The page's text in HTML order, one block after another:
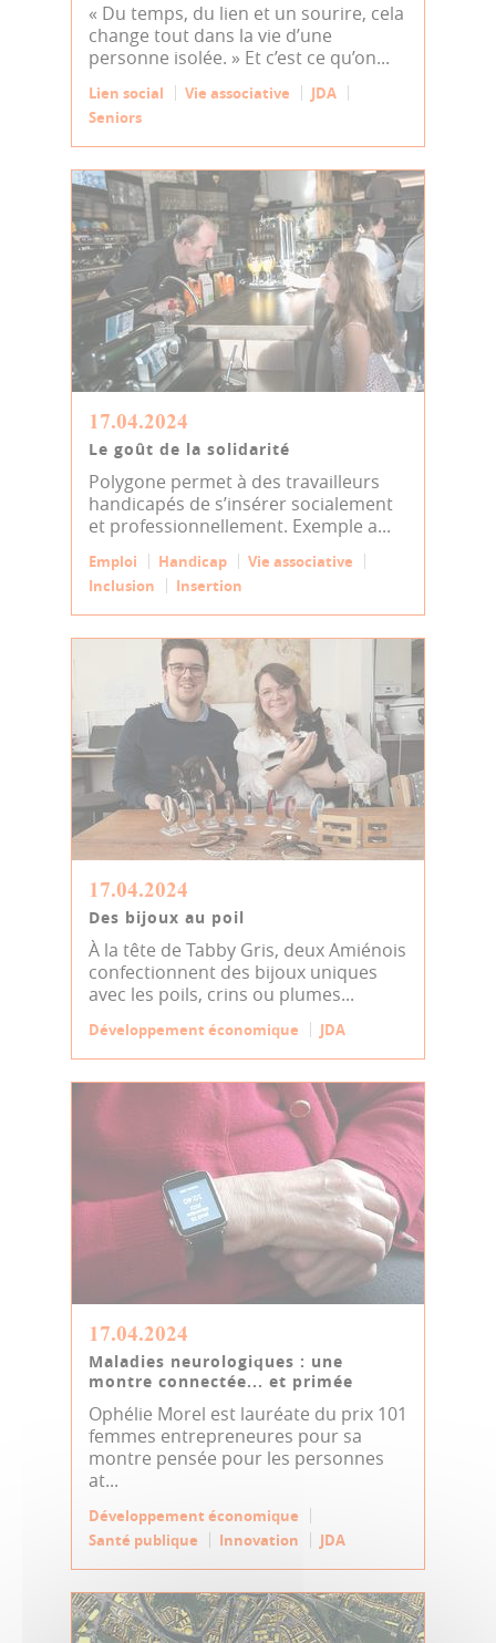
« Du temps, du lien et un sourire, cela
change tout dans la vie d’une
personne isolée. » Et c’est ce qu’on...
Lien social Vie associative
JDA
Seniors
17.04.2024
Le goût de la solidarité
Polygone permet à des travailleurs
handicapés de s’insérer socialement
et professionnellement. Exemple a...
Emploi Handicap
Vie associative
Inclusion
Insertion
17.04.2024
Des bijoux au poil
À la tête de Tabby Gris, deux Amiénois
confectionnent des bijoux uniques
avec les poils, crins ou plumes...
Développement économique JDA
17.04.2024
Maladies neurologiques : une
montre connectée... et primée
Ophélie Morel est lauréate du prix 101
femmes entrepreneures pour sa
montre pensée pour les personnes
at...
Développement économique
Santé publique
Innovation JDA